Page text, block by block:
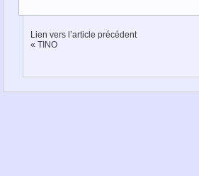
Lien vers l’article précédent
« TINO